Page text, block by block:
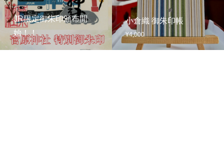
JR限定御朱印頒布開
始！！
小倉織 御朱印帳
¥4,000